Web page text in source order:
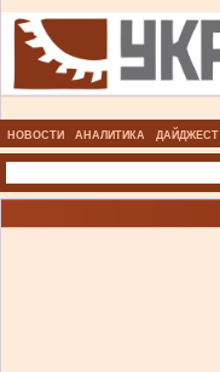
НОВОСТИ АНАЛИТИКА ДАЙДЖЕСТ